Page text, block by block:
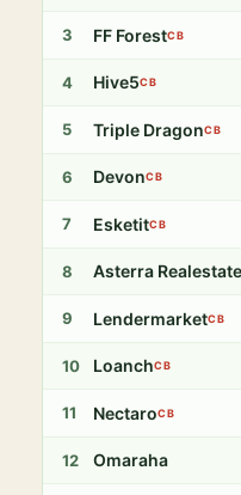
3 FF ForestCB
4 Hive5CB
5 Triple DragonCB
6 DevonCB
7 EsketitCB
8 Asterra Realestate
9 LendermarketCB
10 LoanchCB
11 NectaroCB
12 Omaraha